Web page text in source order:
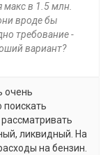
макс в 1.5 млн.
вроде бы
требование -
вариант?
очень
ликвидный. На
на бензин.